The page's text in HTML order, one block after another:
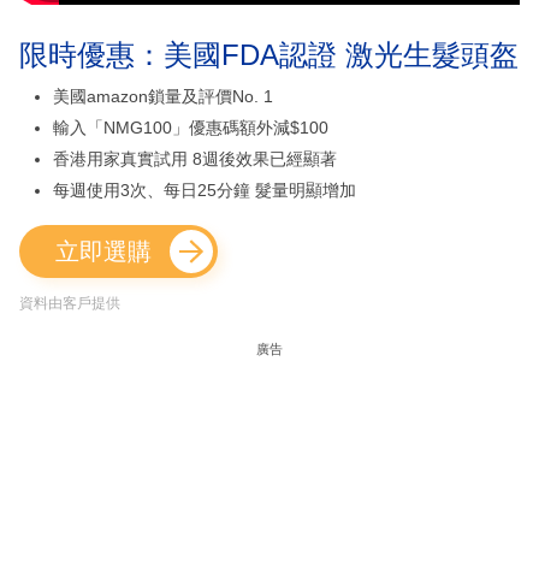
限時優惠：美國FDA認證 激光生髮頭盔
美國amazon鎖量及評價No. 1
輸入「NMG100」優惠碼額外減$100
香港用家真實試用 8週後效果已經顯著
每週使用3次、每日25分鐘 髮量明顯增加
立即選購
資料由客戶提供
廣告